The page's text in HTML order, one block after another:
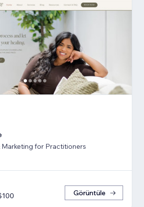
Marketing for Practitioners
Görüntüle